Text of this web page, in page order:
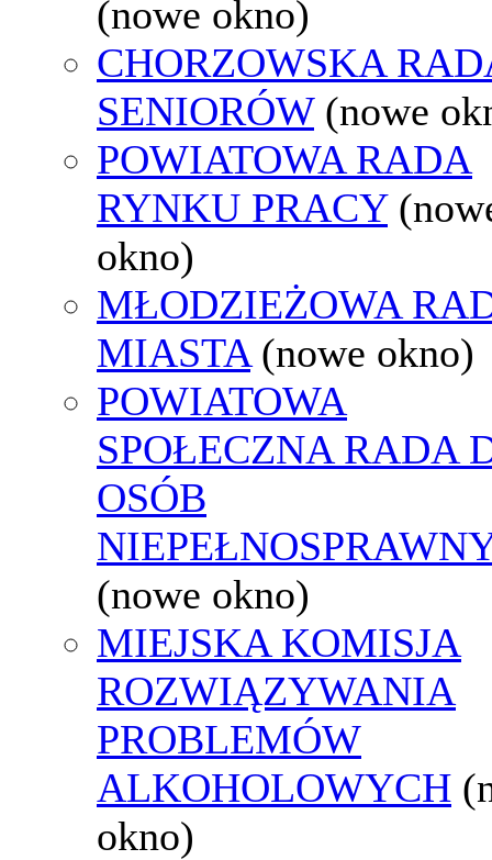
(nowe okno)
CHORZOWSKA
SENIORÓW (nowe
POWIATOWA RADA
RYNKU PRACY
okno)
MŁODZIEŻOWA
MIASTA (nowe okno)
POWIATOWA
SPOŁECZNA RADA
OSÓB
(nowe okno)
MIEJSKA KOMISJA
ROZWIĄZYWANIA
PROBLEMÓW
ALKOHOLOWYCH
okno)